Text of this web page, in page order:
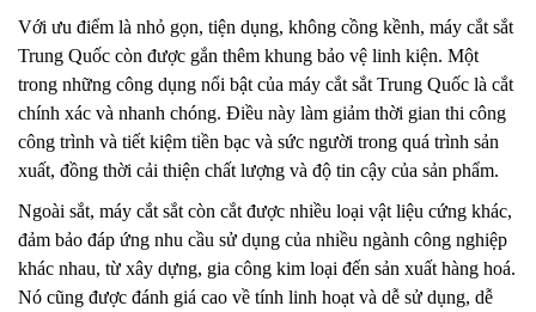
Với ưu điểm là nhỏ gọn, tiện dụng, không cồng kềnh, máy cắt sắt
Trung Quốc còn được gắn thêm khung bảo vệ linh kiện. Một
trong những công dụng nổi bật của máy cắt sắt Trung Quốc là cắt
chính xác và nhanh chóng. Điều này làm giảm thời gian thi công
công trình và tiết kiệm tiền bạc và sức người trong quá trình sản
xuất, đồng thời cải thiện chất lượng và độ tin cậy của sản phẩm.
Ngoài sắt, máy cắt sắt còn cắt được nhiều loại vật liệu cứng khác,
đảm bảo đáp ứng nhu cầu sử dụng của nhiều ngành công nghiệp
khác nhau, từ xây dựng, gia công kim loại đến sản xuất hàng hoá.
Nó cũng được đánh giá cao về tính linh hoạt và dễ sử dụng, dễ